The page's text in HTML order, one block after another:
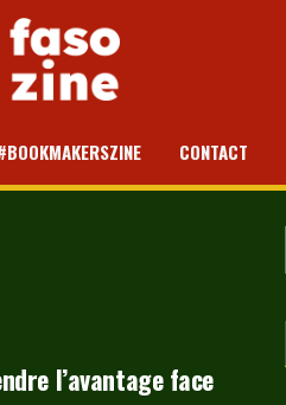
CONTACT
l’avantage face